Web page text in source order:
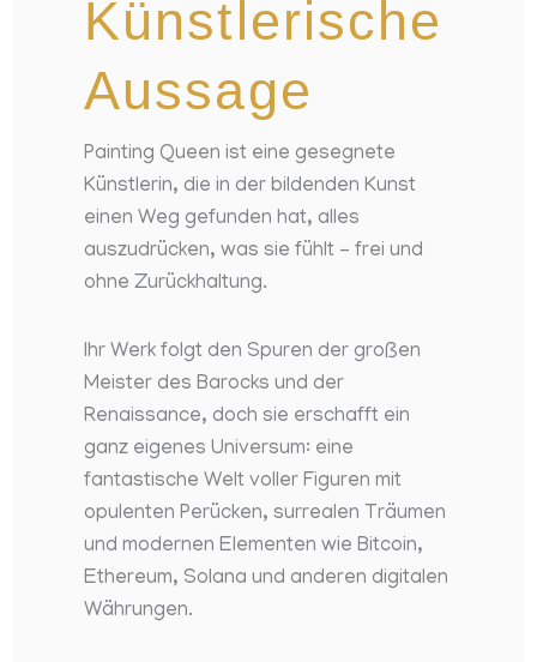
SEE MORE
ABOUT THIS
WORK
Künstlerische
Aussage
Painting Queen ist eine gesegnete
Künstlerin, die in der bildenden Kunst
einen Weg gefunden hat, alles
auszudrücken, was sie fühlt – frei und
ohne Zurückhaltung.
Ihr Werk folgt den Spuren der großen
Meister des Barocks und der
Renaissance, doch sie erschafft ein
ganz eigenes Universum: eine
fantastische Welt voller Figuren mit
opulenten Perücken, surrealen Träumen
und modernen Elementen wie Bitcoin,
Ethereum, Solana und anderen digitalen
Währungen.